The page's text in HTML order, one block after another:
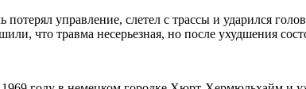
потерял управление, слетел с трассы и ударился
что травма несерьезная, но после ухудшения